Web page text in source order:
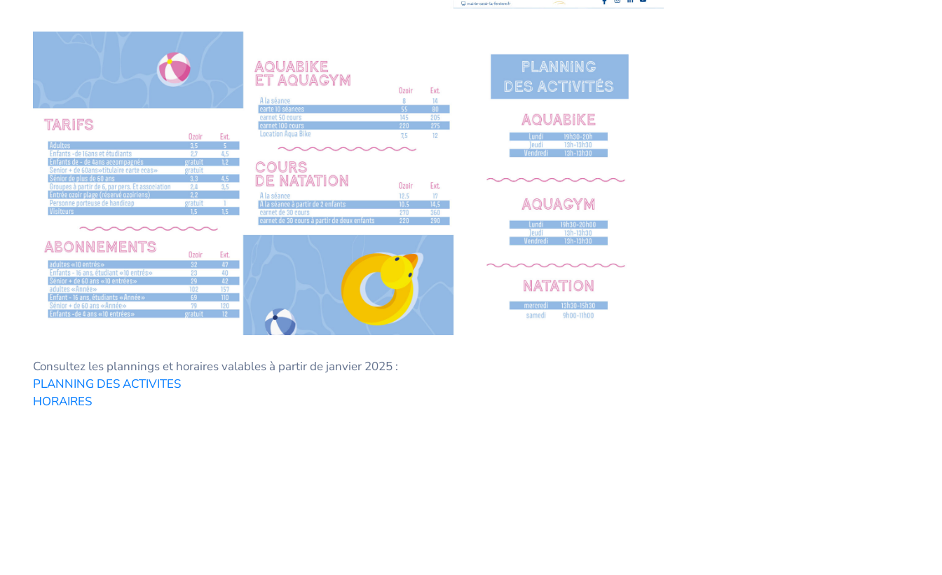
Consultez les plannings et horaires valables à partir de janvier 2025 :
PLANNING DES ACTIVITES
HORAIRES